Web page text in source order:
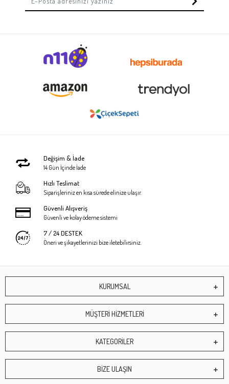
Değişim & İade
14 Gün İçinde İade
Hızlı Teslimat
Siparişleriniz en kısa sürede elinize ulaşır.
Güvenli Alışveriş
Güvenli ve kolay ödeme sistemi
7 / 24 DESTEK
Öneri ve şikayetlerinizi bize iletebilirsiniz.
KURUMSAL
MÜŞTERİ HİZMETLERİ
KATEGORİLER
BİZE ULAŞIN